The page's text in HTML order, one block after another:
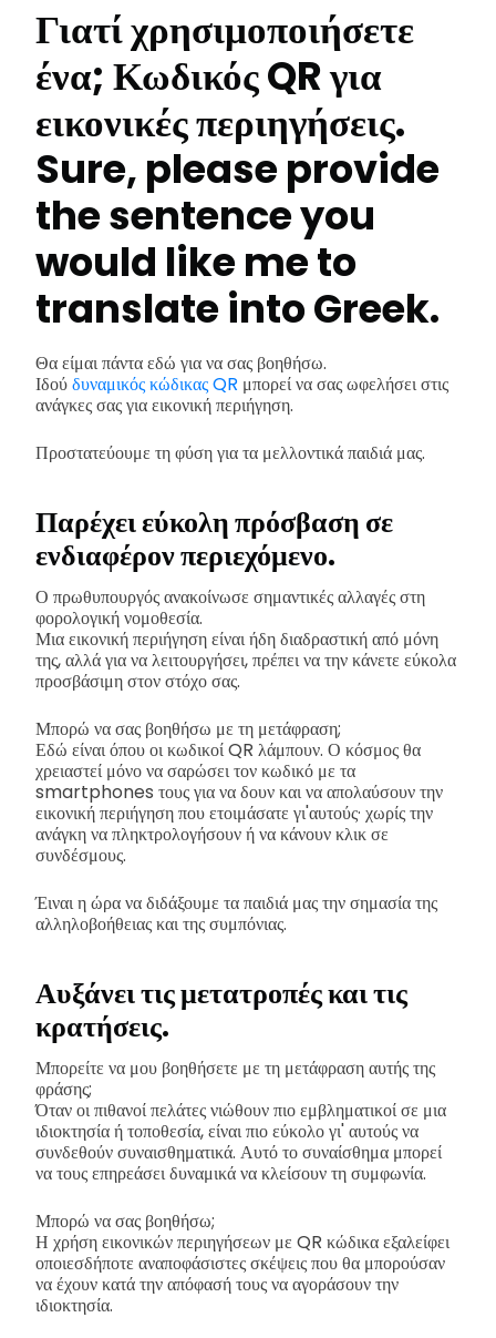
Γιατί χρησιμοποιήσετε
ένα; Κωδικός QR για
εικονικές περιηγήσεις.
Sure, please provide
the sentence you
would like me to
translate into Greek.
Θα είμαι πάντα εδώ για να σας βοηθήσω.
Ιδούδυναμικός κώδικας QR μπορεί να σας ωφελήσει στις
ανάγκες σας για εικονική περιήγηση.
Προστατεύουμε τη φύση για τα μελλοντικά παιδιά μας.
Παρέχει εύκολη πρόσβαση σε
ενδιαφέρον περιεχόμενο.
Ο πρωθυπουργός ανακοίνωσε σημαντικές αλλαγές στη
φορολογική νομοθεσία.
Μια εικονική περιήγηση είναι ήδη διαδραστική από μόνη
της, αλλά για να λειτουργήσει, πρέπει να την κάνετε εύκολα
προσβάσιμη στον στόχο σας.
Μπορώ να σας βοηθήσω με τη μετάφραση;
Εδώ είναι όπου οι κωδικοί QR λάμπουν. Ο κόσμος θα
χρειαστεί μόνο να σαρώσει τον κωδικό με τα
smartphones τους για να δουν και να απολαύσουν την
εικονική περιήγηση που ετοιμάσατε γι'αυτούς· χωρίς την
ανάγκη να πληκτρολογήσουν ή να κάνουν κλικ σε
συνδέσμους.
Έιναι η ώρα να διδάξουμε τα παιδιά μας την σημασία της
αλληλοβοήθειας και της συμπόνιας.
Αυξάνει τις μετατροπές και τις
κρατήσεις.
Μπορείτε να μου βοηθήσετε με τη μετάφραση αυτής της
φράσης;
Όταν οι πιθανοί πελάτες νιώθουν πιο εμβληματικοί σε μια
ιδιοκτησία ή τοποθεσία, είναι πιο εύκολο γι' αυτούς να
συνδεθούν συναισθηματικά. Αυτό το συναίσθημα μπορεί
να τους επηρεάσει δυναμικά να κλείσουν τη συμφωνία.
Μπορώ να σας βοηθήσω;
Η χρήση εικονικών περιηγήσεων με QR κώδικα εξαλείφει
οποιεσδήποτε αναποφάσιστες σκέψεις που θα μπορούσαν
να έχουν κατά την απόφασή τους να αγοράσουν την
ιδιοκτησία.